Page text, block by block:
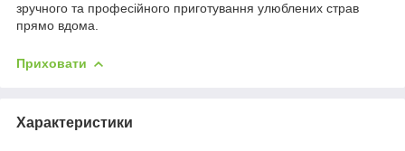
зручного та професійного приготування улюблених страв
прямо вдома.
Приховати
Характеристики